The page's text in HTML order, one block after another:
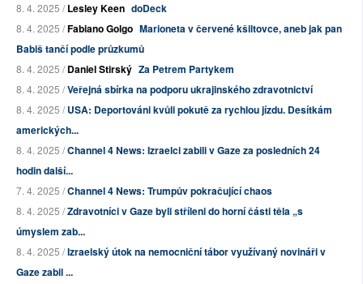
8. 4. 2025 /Lesley Keen doDeck
8. 4. 2025 /Fabiano Golgo Marioneta v červené kšiltovce, aneb jak pan
Babiš tančí podle průzkumů
8. 4. 2025 /Daniel Stirský Za Petrem Partykem
8. 4. 2025 /Veřejná sbírka na podporu ukrajinského zdravotnictví
8. 4. 2025 /USA: Deportováni kvůli pokutě za rychlou jízdu. Desítkám
amerických...
8. 4. 2025 /Channel 4 News: Izraelci zabili v Gaze za posledních 24
hodin další...
7. 4. 2025 /Channel 4 News: Trumpův pokračující chaos
8. 4. 2025 /Zdravotníci v Gaze byli stříleni do horní části těla „s
úmyslem zab...
8. 4. 2025 /Izraelský útok na nemocniční tábor využívaný novináři v
Gaze zabil ...